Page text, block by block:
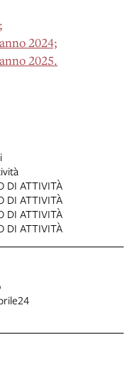
2024;
2025.
DI ATTIVITÀ
DI ATTIVITÀ
DI ATTIVITÀ
DI ATTIVITÀ